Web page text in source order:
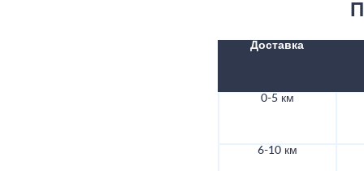
Доставка
0-5 км
6-10 км